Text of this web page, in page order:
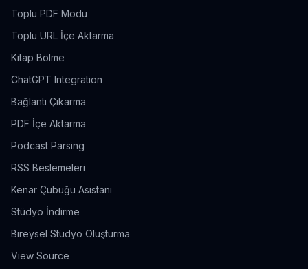
Toplu PDF Modu
Toplu URL İçe Aktarma
Kitap Bölme
ChatGPT Integration
Bağlantı Çıkarma
PDF İçe Aktarma
Podcast Parsing
RSS Beslemeleri
Kenar Çubuğu Asistanı
Stüdyo İndirme
Bireysel Stüdyo Oluşturma
View Source